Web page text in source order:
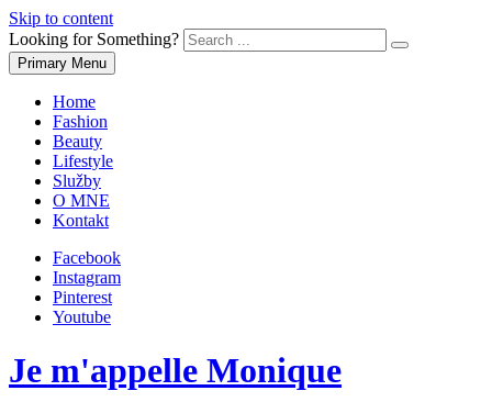
Skip to content
Looking for Something?
Primary Menu
Home
Fashion
Beauty
Lifestyle
Služby
O MNE
Kontakt
Facebook
Instagram
Pinterest
Youtube
Je m'appelle Monique